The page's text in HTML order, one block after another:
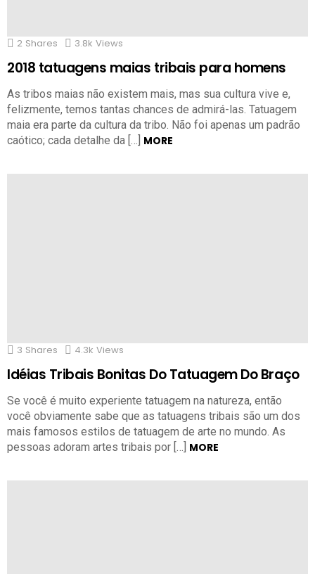
2 Shares 3.8k Views
2018 tatuagens maias tribais para homens
As tribos maias não existem mais, mas sua cultura vive e,
felizmente, temos tantas chances de admirá-las. Tatuagem
maia era parte da cultura da tribo. Não foi apenas um padrão
caótico; cada detalhe da […] MORE
3 Shares 4.3k Views
Idéias Tribais Bonitas Do Tatuagem Do Braço
Se você é muito experiente tatuagem na natureza, então
você obviamente sabe que as tatuagens tribais são um dos
mais famosos estilos de tatuagem de arte no mundo. As
pessoas adoram artes tribais por […] MORE